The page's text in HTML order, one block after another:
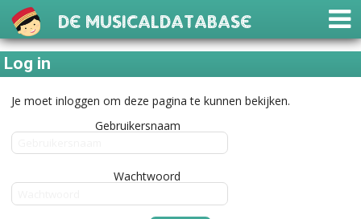
De Musicaldatabase
Log in
Je moet inloggen om deze pagina te kunnen bekijken.
Gebruikersnaam
Wachtwoord